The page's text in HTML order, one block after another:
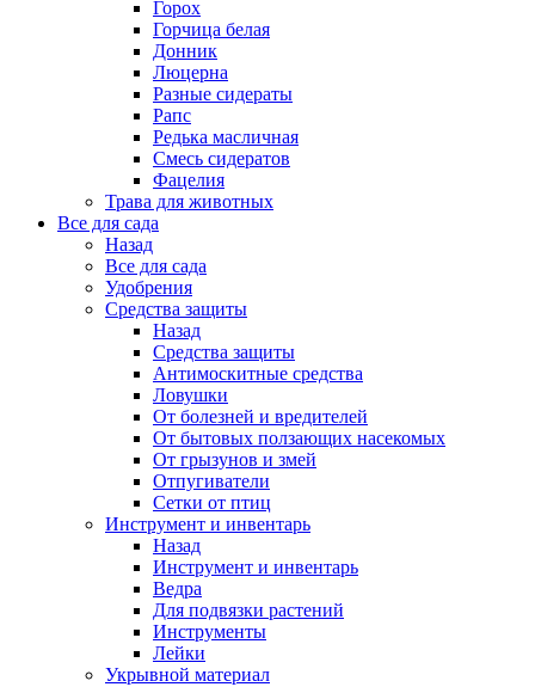
Горох
Горчица белая
Донник
Люцерна
Разные сидераты
Рапс
Редька масличная
Смесь сидератов
Фацелия
Трава для животных
Все для сада
Назад
Все для сада
Удобрения
Средства защиты
Назад
Средства защиты
Антимоскитные средства
Ловушки
От болезней и вредителей
От бытовых ползающих насекомых
От грызунов и змей
Отпугиватели
Сетки от птиц
Инструмент и инвентарь
Назад
Инструмент и инвентарь
Ведра
Для подвязки растений
Инструменты
Лейки
Укрывной материал